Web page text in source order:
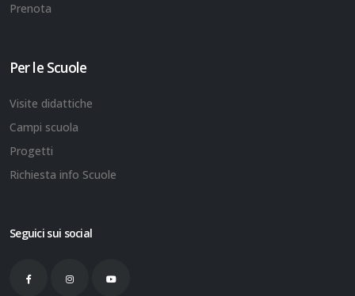
Prenota
Per le Scuole
Visite didattiche
Campi scuola
Progetti
Richiesta info Scuole
Seguici sui social